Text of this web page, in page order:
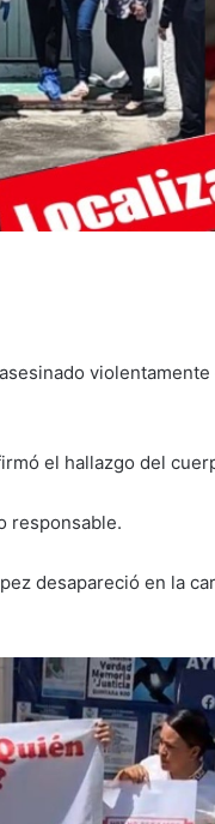
el hallazgo del
responsable.
desapareció en la